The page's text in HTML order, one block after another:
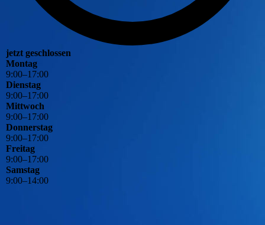
jetzt geschlossen
Montag
9:00–17:00
Dienstag
9:00–17:00
Mittwoch
9:00–17:00
Donnerstag
9:00–17:00
Freitag
9:00–17:00
Samstag
9:00–14:00